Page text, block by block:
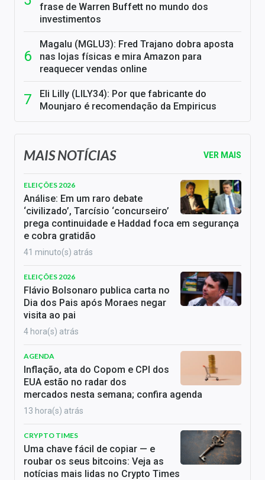
frase de Warren Buffett no mundo dos
investimentos
Magalu (MGLU3): Fred Trajano dobra aposta
nas lojas físicas e mira Amazon para
reaquecer vendas online
Eli Lilly (LILY34): Por que fabricante do
Mounjaro é recomendação da Empiricus
MAIS NOTÍCIAS VER MAIS
ELEIÇÕES 2026
Análise: Em um raro debate
‘civilizado’, Tarcísio ‘concurseiro’
prega continuidade e Haddad foca em segurança
e cobra gratidão
41 minuto(s) atrás
ELEIÇÕES 2026
Flávio Bolsonaro publica carta no
Dia dos Pais após Moraes negar
visita ao pai
4 hora(s) atrás
AGENDA
Inflação, ata do Copom e CPI dos
EUA estão no radar dos
mercados nesta semana; confira agenda
13 hora(s) atrás
CRYPTO TIMES
Uma chave fácil de copiar — e
roubar os seus bitcoins: Veja as
notícias mais lidas no Crypto Times